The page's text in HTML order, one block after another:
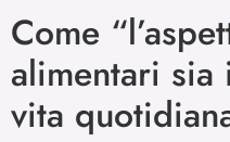
Come
alimentari sia
vita